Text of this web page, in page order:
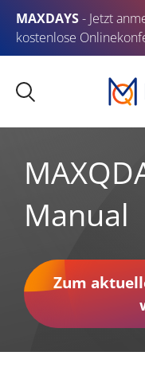
MAXDAYS- Jetzt
kostenlose
Manual
Zum